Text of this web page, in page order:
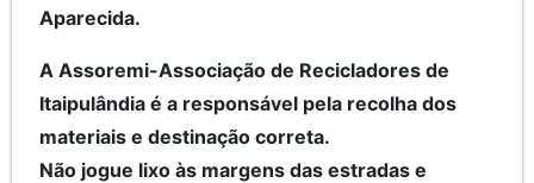
Aparecida.
A Assoremi-Associação de Recicladores de
Itaipulândia é a responsável pela recolha dos
materiais e destinação correta.
Não jogue lixo às margens das estradas e